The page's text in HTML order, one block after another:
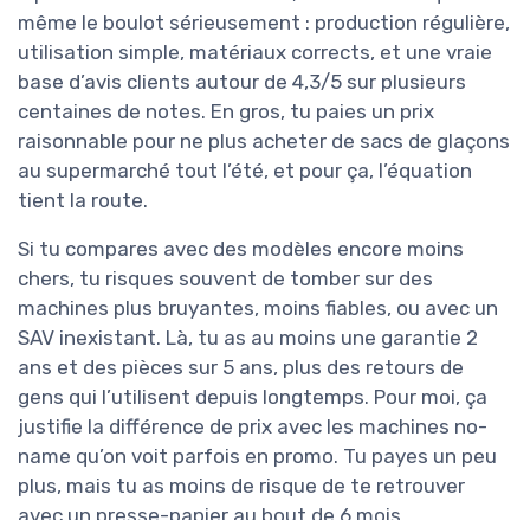
même le boulot sérieusement : production régulière,
utilisation simple, matériaux corrects, et une vraie
base d’avis clients autour de 4,3/5 sur plusieurs
centaines de notes. En gros, tu paies un prix
raisonnable pour ne plus acheter de sacs de glaçons
au supermarché tout l’été, et pour ça, l’équation
tient la route.
Si tu compares avec des modèles encore moins
chers, tu risques souvent de tomber sur des
machines plus bruyantes, moins fiables, ou avec un
SAV inexistant. Là, tu as au moins une garantie 2
ans et des pièces sur 5 ans, plus des retours de
gens qui l’utilisent depuis longtemps. Pour moi, ça
justifie la différence de prix avec les machines no-
name qu’on voit parfois en promo. Tu payes un peu
plus, mais tu as moins de risque de te retrouver
avec un presse-papier au bout de 6 mois.